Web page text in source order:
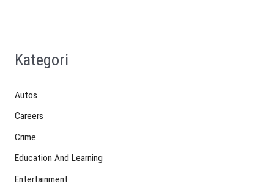
Kategori
Autos
Careers
Crime
Education And Learning
Entertainment